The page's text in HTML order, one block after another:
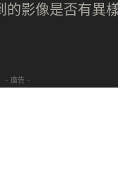
影像是否有異
- 廣告 -